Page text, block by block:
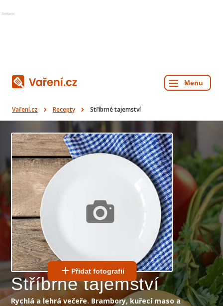
Reklama
Vaření.cz Recepty Stříbrné tajemství
Přidat fotografii
Stříbrné tajemství
Rychlá a lehrá večeře. Brambory, kuřecí maso a